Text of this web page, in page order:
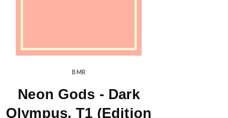
BMR
Neon Gods - Dark
Olympus, T1 (Edition